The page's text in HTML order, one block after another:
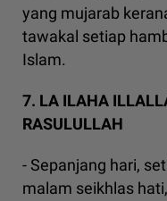
yang mujarab
tawakal setiap
Islam.
7. LA ILAHA
RASULULLAH
- Sepanjang hari,
malam seikhlas